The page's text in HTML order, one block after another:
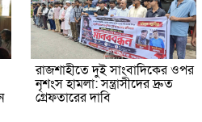
রাজশাহীতে দুই সাংবাদিকের ওপর
নৃশংস হামলা: সন্ত্রাসীদের দ্রুত
গ্রেফতারের দাবি